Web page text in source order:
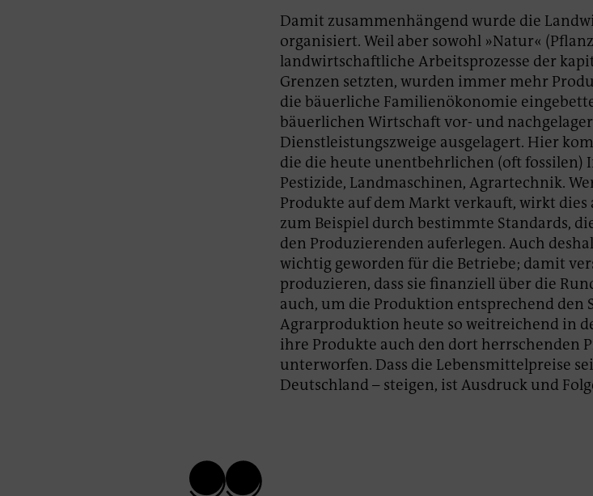
Damit zusammenhängend wurde die
organisiert. Weil aber sowohl »Natur«
landwirtschaftliche Arbeitsprozesse der
Grenzen setzten, wurden immer mehr
die bäuerliche Familienökonomie
bäuerlichen Wirtschaft vor- und
Dienstleistungszweige ausgelagert. Hier
die die heute unentbehrlichen (oft fossilen)
Pestizide, Landmaschinen, Agrartechnik.
Produkte auf dem Markt verkauft, wirkt
zum Beispiel durch bestimmte Standards,
den Produzierenden auferlegen. Auch
wichtig geworden für die Betriebe; damit
produzieren, dass sie finanziell über die
auch, um die Produktion entsprechend den
Agrarproduktion heute so weitreichend in
ihre Produkte auch den dort herrschenden
unterworfen. Dass die Lebensmittelpreise
Deutschland – steigen, ist Ausdruck und